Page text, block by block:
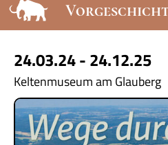
24.03.24 - 24.12.25
Keltenmuseum am Glauberg